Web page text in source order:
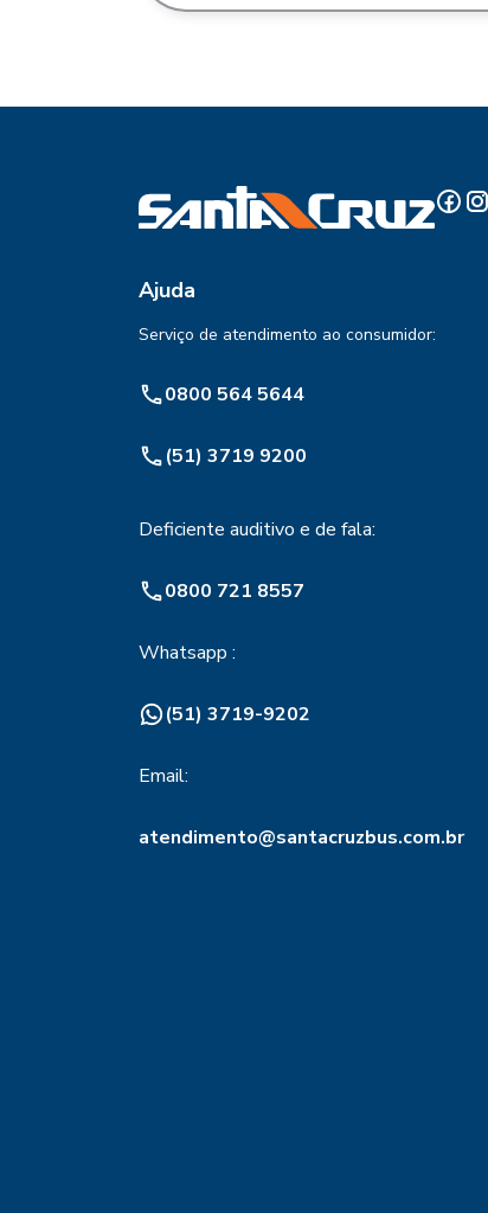
Ajuda
Serviço de atendimento ao consumidor:
0800 564 5644
(51) 3719 9200
Deficiente auditivo e de fala:
0800 721 8557
Whatsapp :
(51) 3719-9202
Email:
atendimento@santacruzbus.com.br